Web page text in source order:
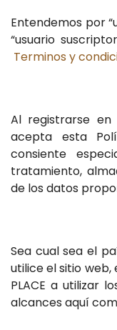
Entendemos por
“usuario
Terminos y
Al registrarse en
acepta esta
consiente
tratamiento,
de los datos
Sea cual sea el
utilice el sitio web,
PLACE a utilizar
alcances aquí